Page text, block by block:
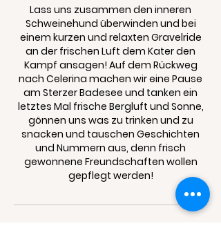
Lass uns zusammen den inneren
Schweinehund überwinden und bei
einem kurzen und relaxten Gravelride
an der frischen Luft dem Kater den
Kampf ansagen! Auf dem Rückweg
nach Celerina machen wir eine Pause
am Sterzer Badesee und tanken ein
letztes Mal frische Bergluft und Sonne,
gönnen uns was zu trinken und zu
snacken und tauschen Geschichten
und Nummern aus, denn frisch
gewonnene Freundschaften wollen
gepflegt werden!